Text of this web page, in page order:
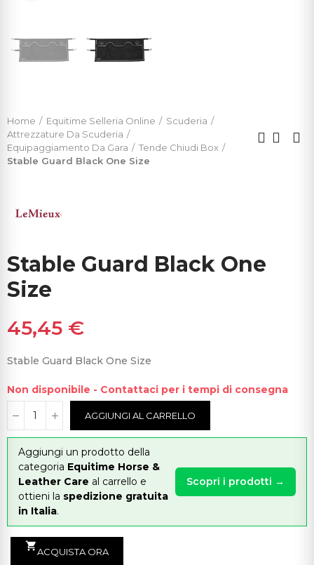
Home Equitime Selleria Online
Scuderia
Attrezzature Da Scuderia
Equipaggiamento Da Gara
Tende Chiudi Box
Stable Guard Black One Size
Stable Guard Black One
Size
45,45 €
Stable Guard Black One Size
Non disponibile - Contattaci per i tempi di consegna
AGGIUNGI AL CARRELLO
Aggiungi un prodotto della
categoria Equitime Horse &
Leather Care al carrello e
ottieni la spedizione gratuita
in Italia.
Scopri i prodotti →
shopping_cart
ACQUISTA ORA